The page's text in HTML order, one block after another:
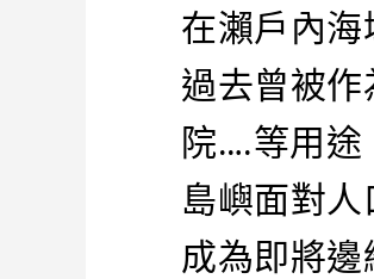
在瀨戶內
過去曾被
院….等用途
島嶼面對
成為即將